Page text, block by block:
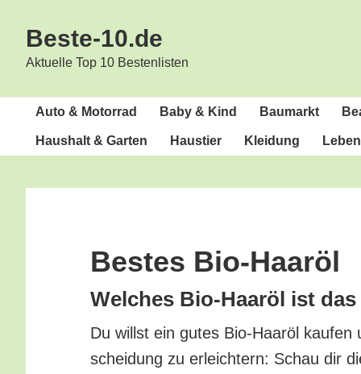
Hauptnavigation
springen
Inhalt
springen
Beste-10.de
Aktuelle Top 10 Bestenlisten
Auto & Motorrad Baby & Kind Bau­markt
Haus­halt & Garten Haus­tier Klei­dung
Bes­tes Bio-Haaröl
Wel­ches Bio-Haar­öl ist
Du willst ein gutes Bio-Haar­öl
schei­dung zu erleich­tern: Schau dir